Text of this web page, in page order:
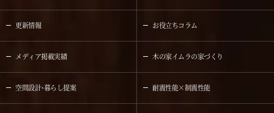
更新情報 お役立ちコラム
メディア掲載実績 木の家イムラの家づくり
空間設計・暮らし提案 耐震性能×制震性能